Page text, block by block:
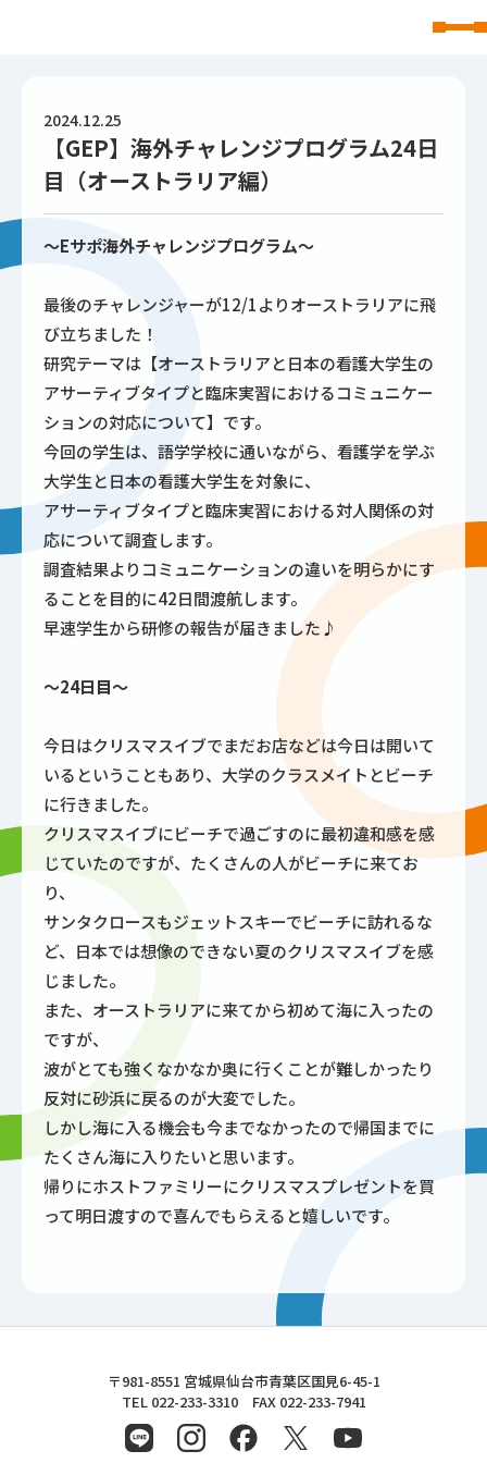
2024.12.25
【GEP】海外チャレンジプログラム24日
目（オーストラリア編）
～Eサポ海外チャレンジプログラム～
最後のチャレンジャーが12/1よりオーストラリアに飛
び立ちました！
研究テーマは【オーストラリアと日本の看護大学生の
アサーティブタイプと臨床実習におけるコミュニケー
ションの対応について】です。
今回の学生は、語学学校に通いながら、看護学を学ぶ
大学生と日本の看護大学生を対象に、
アサーティブタイプと臨床実習における対人関係の対
応について調査します。
調査結果よりコミュニケーションの違いを明らかにす
ることを目的に42日間渡航します。
早速学生から研修の報告が届きました♪
～24日目～
今日はクリスマスイブでまだお店などは今日は開いて
いるということもあり、大学のクラスメイトとビーチ
に行きました。
クリスマスイブにビーチで過ごすのに最初違和感を感
じていたのですが、たくさんの人がビーチに来てお
り、
サンタクロースもジェットスキーでビーチに訪れるな
ど、日本では想像のできない夏のクリスマスイブを感
じました。
また、オーストラリアに来てから初めて海に入ったの
ですが、
波がとても強くなかなか奥に行くことが難しかったり
反対に砂浜に戻るのが大変でした。
しかし海に入る機会も今までなかったので帰国までに
たくさん海に入りたいと思います。
帰りにホストファミリーにクリスマスプレゼントを買
って明日渡すので喜んでもらえると嬉しいです。
東北文化学園大学
〒981-8551 宮城県仙台市青葉区国見6-45-1
TEL 022-233-3310 FAX 022-233-7941